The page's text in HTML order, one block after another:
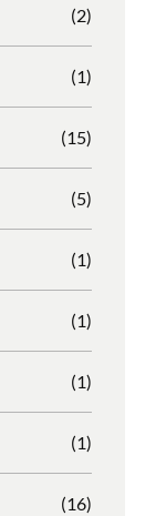
(2)
(1)
(15)
(5)
(1)
(1)
(1)
(1)
(16)